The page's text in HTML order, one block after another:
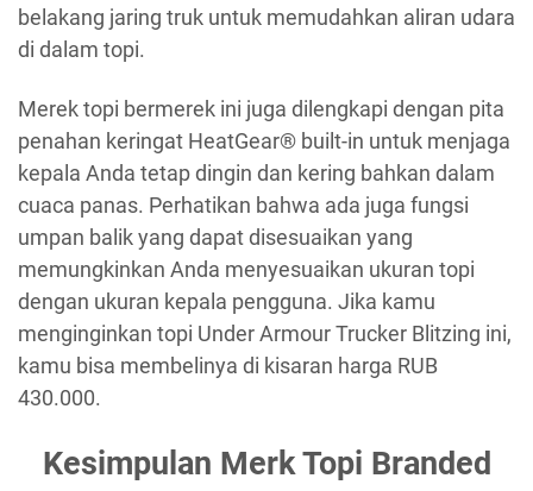
belakang jaring truk untuk memudahkan aliran udara
di dalam topi.
Merek topi bermerek ini juga dilengkapi dengan pita
penahan keringat HeatGear® built-in untuk menjaga
kepala Anda tetap dingin dan kering bahkan dalam
cuaca panas. Perhatikan bahwa ada juga fungsi
umpan balik yang dapat disesuaikan yang
memungkinkan Anda menyesuaikan ukuran topi
dengan ukuran kepala pengguna. Jika kamu
menginginkan topi Under Armour Trucker Blitzing ini,
kamu bisa membelinya di kisaran harga RUB
430.000.
Kesimpulan Merk Topi Branded